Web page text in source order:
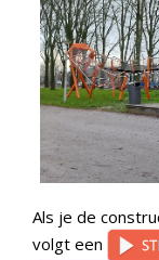
Als je de
volgt een